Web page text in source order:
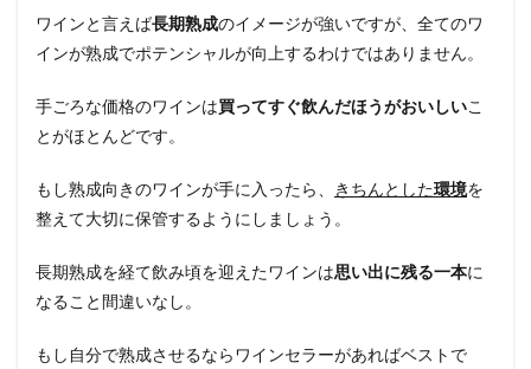
ワインと言えば長期熟成のイメージが強いですが、全てのワ
インが熟成でポテンシャルが向上するわけではありません。
手ごろな価格のワインは買ってすぐ飲んだほうがおいしいこ
とがほとんどです。
もし熟成向きのワインが手に入ったら、 きちんとした環境を
整えて大切に保管するようにしましょう。
長期熟成を経て飲み頃を迎えたワインは思い出に残る一本に
なること間違いなし。
もし自分で熟成させるならワインセラーがあればベストで